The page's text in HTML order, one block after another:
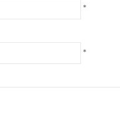
*
*